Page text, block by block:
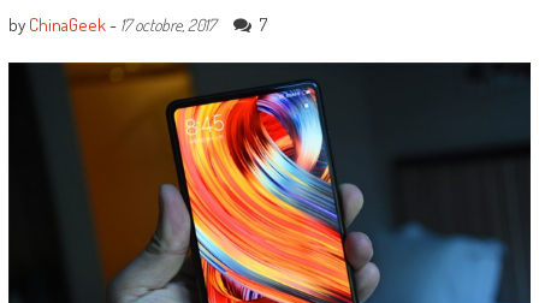
by ChinaGeek- 17 octobre, 2017 7